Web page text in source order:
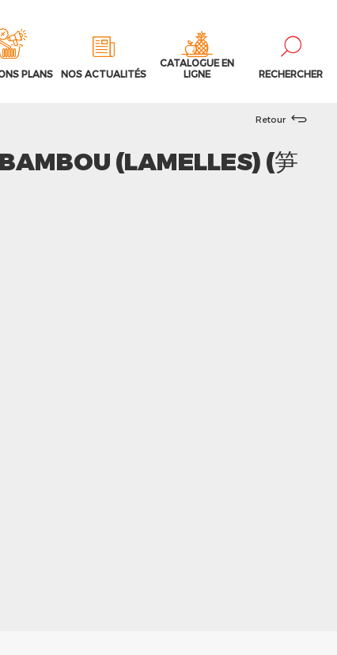
PLANS NOS ACTUALITÉS
CATALOGUE EN
LIGNE
RECHERCHER
Retour
(LAMELLES) (笋